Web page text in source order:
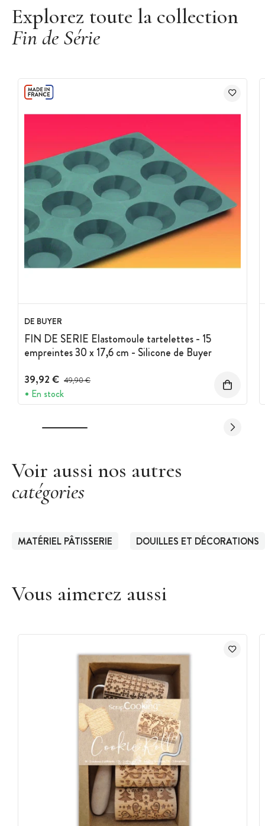
Explorez toute la collection
Fin de Série
DE BUYER
FIN DE SERIE Elastomoule tartelettes - 15
empreintes 30 x 17,6 cm - Silicone de Buyer
39,92 € Prix avant réduction :
49,90 €
En stock
Voir aussi nos autres
catégories
MATÉRIEL PÂTISSERIE DOUILLES ET DÉCORATIONS
Vous aimerez aussi